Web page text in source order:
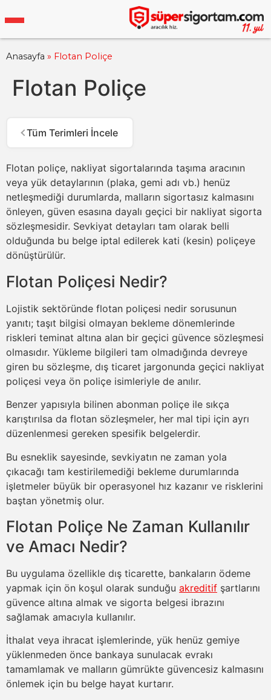
Anasayfa » Flotan Poliçe
Flotan Poliçe
Flotan poliçe, nakliyat sigortalarında taşıma aracının
veya yük detaylarının (plaka, gemi adı vb.) henüz
netleşmediği durumlarda, malların sigortasız kalmasını
önleyen, güven esasına dayalı geçici bir nakliyat sigorta
sözleşmesidir. Sevkiyat detayları tam olarak belli
olduğunda bu belge iptal edilerek kati (kesin) poliçeye
dönüştürülür.
Flotan Poliçesi Nedir?
Lojistik sektöründe flotan poliçesi nedir sorusunun
yanıtı; taşıt bilgisi olmayan bekleme dönemlerinde
riskleri teminat altına alan bir geçici güvence sözleşmesi
olmasıdır. Yükleme bilgileri tam olmadığında devreye
giren bu sözleşme, dış ticaret jargonunda geçici nakliyat
poliçesi veya ön poliçe isimleriyle de anılır.
Benzer yapısıyla bilinen abonman poliçe ile sıkça
karıştırılsa da flotan sözleşmeler, her mal tipi için ayrı
düzenlenmesi gereken spesifik belgelerdir.
Bu esneklik sayesinde, sevkiyatın ne zaman yola
çıkacağı tam kestirilemediği bekleme durumlarında
işletmeler büyük bir operasyonel hız kazanır ve risklerini
baştan yönetmiş olur.
Flotan Poliçe Ne Zaman Kullanılır
ve Amacı Nedir?
Bu uygulama özellikle dış ticarette, bankaların ödeme
yapmak için ön koşul olarak sunduğu akreditif şartlarını
güvence altına almak ve sigorta belgesi ibrazını
sağlamak amacıyla kullanılır.
İthalat veya ihracat işlemlerinde, yük henüz gemiye
yüklenmeden önce bankaya sunulacak evrakı
tamamlamak ve malların gümrükte güvencesiz kalmasını
önlemek için bu belge hayat kurtarır.